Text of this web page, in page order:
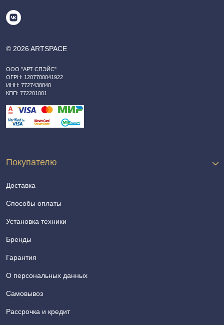
© 2026 ARTSPACE
ООО "АРТ СПЭЙС"
ОГРН: 1207700041922
ИНН: 7727438840
КПП: 772201001
Покупателю
Доставка
Способы оплаты
Установка техники
Бренды
Гарантия
О персональных данных
Самовывоз
Рассрочка и кредит